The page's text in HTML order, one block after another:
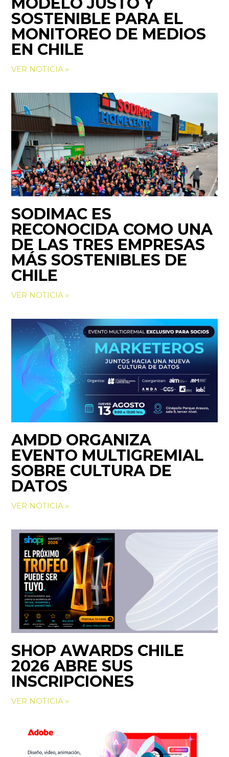
SOSTENIBLE PARA EL
MONITOREO DE MEDIOS
EN CHILE
VER NOTICIA »
SODIMAC ES
RECONOCIDA COMO UNA
DE LAS TRES EMPRESAS
MÁS SOSTENIBLES DE
CHILE
VER NOTICIA »
AMDD ORGANIZA
EVENTO MULTIGREMIAL
SOBRE CULTURA DE
DATOS
VER NOTICIA »
SHOP AWARDS CHILE
2026 ABRE SUS
INSCRIPCIONES
VER NOTICIA »